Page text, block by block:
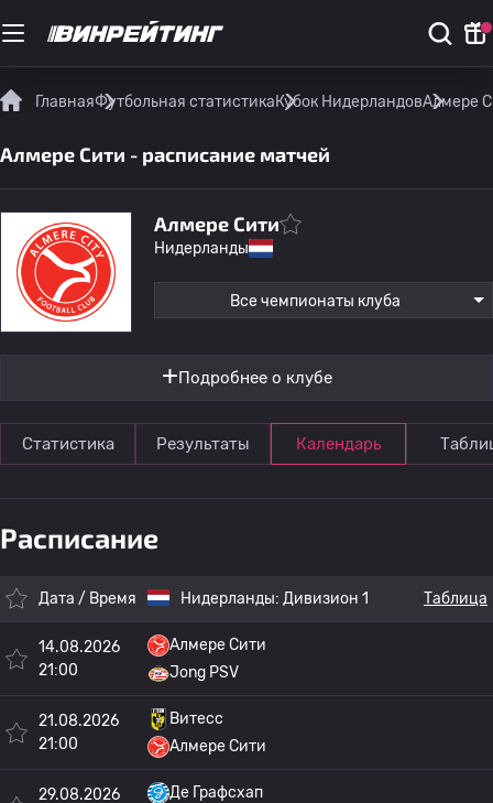
ГлавнаяФутбольная статистикаКубок НидерландовАлмере
Алмере Сити - расписание матчей
Алмере Сити
Нидерланды
Все чемпионаты клуба
Подробнее о клубе
Статистика Результаты Календарь
Расписание
Дата / Время Нидерланды: Дивизион 1 Таблица
14.08.2026
21:00
Алмере Сити
Jong PSV
21.08.2026
21:00
Витесс
Алмере Сити
29.08.2026
Де Графсхап